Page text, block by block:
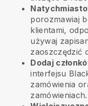
porozmawiaj
klientami,
używaj
zaoszczędzić
Dodaj
interfejsu
zamówienia
zamówieniach.